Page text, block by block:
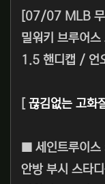
[07/07 MLB 무
밀워키 브루어
1.5 핸디캡 / 언
끊김없는 고화
■ 세인트루이
안방 부시 스타